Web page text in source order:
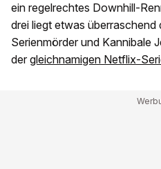
ein regelrechtes Downhill-
drei liegt etwas überraschend
Serienmörder und Kannibale
der gleichnamigen Netflix-